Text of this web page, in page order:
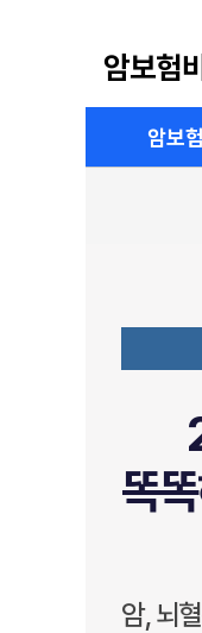
암보험
암보
똑
암, 뇌